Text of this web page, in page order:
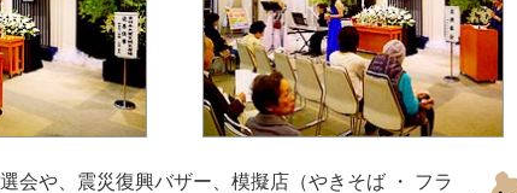
会や、震災復興バザー、模擬店（やきそば ・ フラ